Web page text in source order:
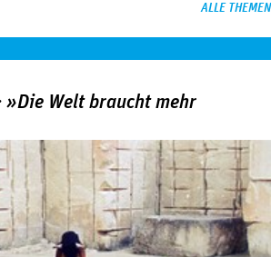
ALLE THEMEN
Welt braucht mehr